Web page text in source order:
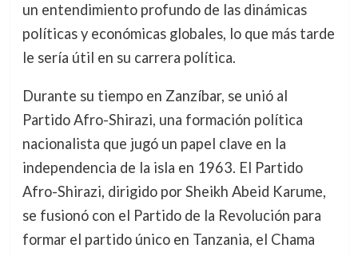
un entendimiento profundo de las dinámicas
políticas y económicas globales, lo que más tarde
le sería útil en su carrera política.
Durante su tiempo en Zanzíbar, se unió al
Partido Afro-Shirazi, una formación política
nacionalista que jugó un papel clave en la
independencia de la isla en 1963. El Partido
Afro-Shirazi, dirigido por Sheikh Abeid Karume,
se fusionó con el Partido de la Revolución para
formar el partido único en Tanzania, el Chama